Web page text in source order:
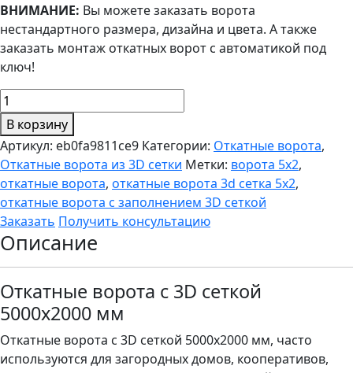
ВНИМАНИЕ: Вы можете заказать ворота
нестандартного размера, дизайна и цвета. А также
заказать монтаж откатных ворот с автоматикой под
ключ!
Количество
товара
Откатные
ворота
с
3D
сеткой
5000х2000
мм
В корзину
Артикул: eb0fa9811ce9 Категории: Откатные ворота,
Откатные ворота из 3D сетки Метки: ворота 5х2,
откатные ворота, откатные ворота 3d сетка 5х2,
откатные ворота с заполнением 3D сеткой
Заказать Получить консультацию
Описание
Откатные ворота с 3D сеткой
5000х2000 мм
Откатные ворота с 3D сеткой 5000х2000 мм, часто
используются для загородных домов, кооперативов,